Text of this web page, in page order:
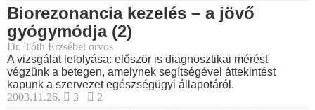
Biorezonancia kezelés – a jövő
gyógymódja (2)
Dr. Tóth Erzsébet orvos
A vizsgálat lefolyása: először is diagnosztikai mérést
végzünk a betegen, amelynek segítségével áttekintést
kapunk a szervezet egészségügyi állapotáról.
2003.11.26.
3 2